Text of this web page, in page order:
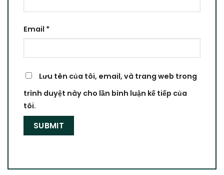
Email *
Lưu tên của tôi, email, và trang web trong
trình duyệt này cho lần bình luận kế tiếp của
tôi.